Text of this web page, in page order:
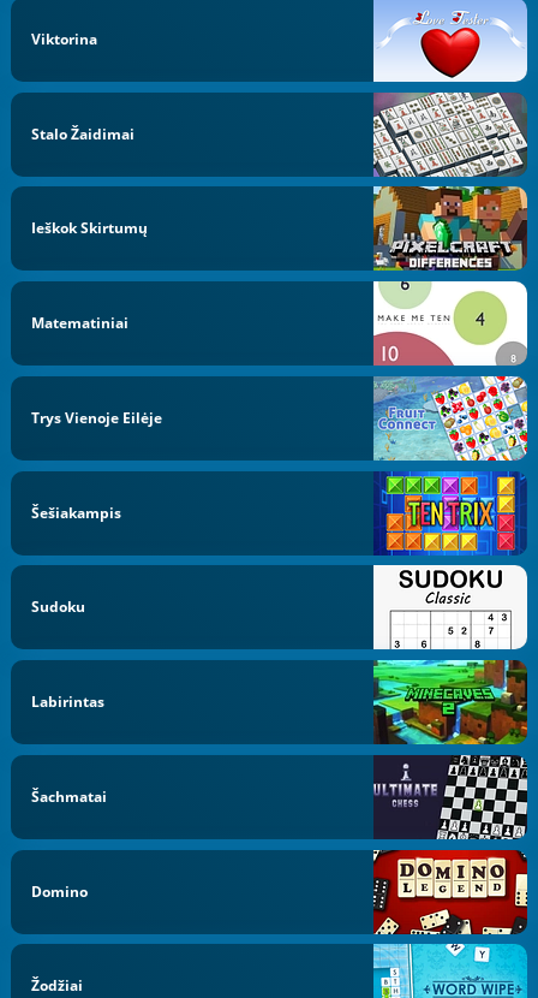
Viktorina
Stalo Žaidimai
Ieškok Skirtumų
Matematiniai
Trys Vienoje Eilėje
Šešiakampis
Sudoku
Labirintas
Šachmatai
Domino
Žodžiai